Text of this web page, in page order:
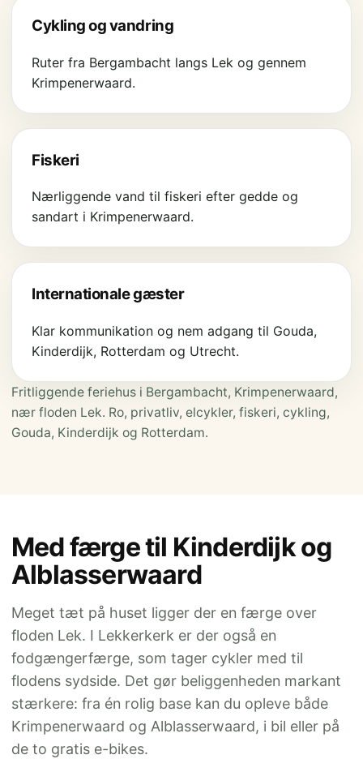
Cykling og vandring
Ruter fra Bergambacht langs Lek og gennem
Krimpenerwaard.
Fiskeri
Nærliggende vand til fiskeri efter gedde og
sandart i Krimpenerwaard.
Internationale gæster
Klar kommunikation og nem adgang til Gouda,
Kinderdijk, Rotterdam og Utrecht.
Fritliggende feriehus i Bergambacht, Krimpenerwaard,
nær floden Lek. Ro, privatliv, elcykler, fiskeri, cykling,
Gouda, Kinderdijk og Rotterdam.
Med færge til Kinderdijk og
Alblasserwaard
Meget tæt på huset ligger der en færge over
floden Lek. I Lekkerkerk er der også en
fodgængerfærge, som tager cykler med til
flodens sydside. Det gør beliggenheden markant
stærkere: fra én rolig base kan du opleve både
Krimpenerwaard og Alblasserwaard, i bil eller på
de to gratis e-bikes.